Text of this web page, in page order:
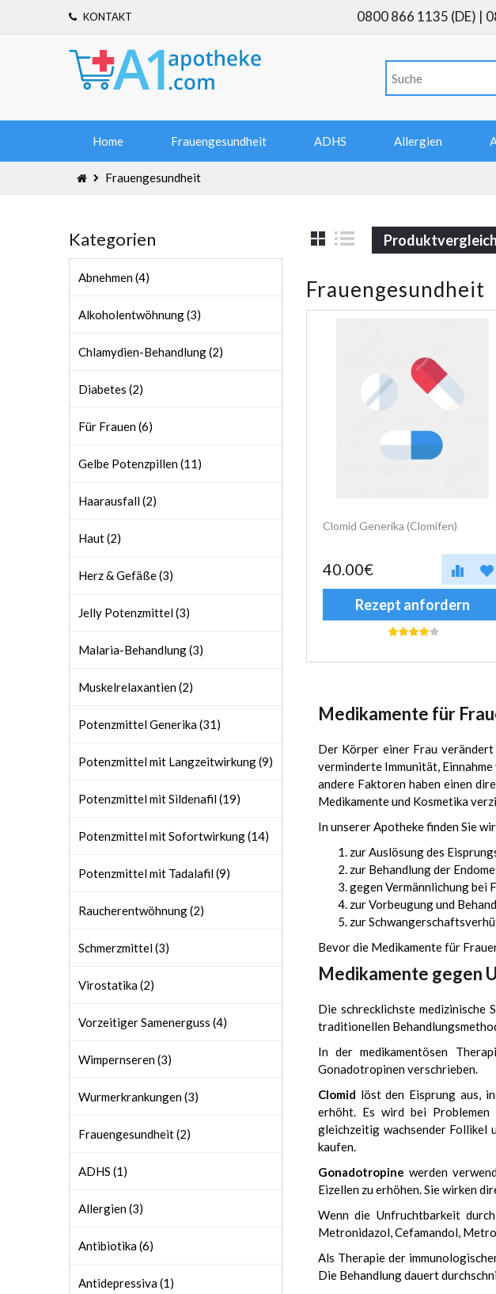
KONTAKT 0800 866 1135 (DE) |
Home Frauengesundheit ADHS Allergien
Frauengesundheit
Kategorien
Abnehmen (4)
Alkoholentwöhnung (3)
Chlamydien-Behandlung (2)
Diabetes (2)
Für Frauen (6)
Gelbe Potenzpillen (11)
Haarausfall (2)
Haut (2)
Herz & Gefäße (3)
Jelly Potenzmittel (3)
Malaria-Behandlung (3)
Muskelrelaxantien (2)
Potenzmittel Generika (31)
Potenzmittel mit Langzeitwirkung (9)
Potenzmittel mit Sildenafil (19)
Potenzmittel mit Sofortwirkung (14)
Potenzmittel mit Tadalafil (9)
Raucherentwöhnung (2)
Schmerzmittel (3)
Virostatika (2)
Vorzeitiger Samenerguss (4)
Wimpernseren (3)
Wurmerkrankungen (3)
Frauengesundheit (2)
ADHS (1)
Allergien (3)
Antibiotika (6)
Antidepressiva (1)
Frauengesundheit
Clomid Generika (Clomifen)
40.00€
Rezept anfordern
Medikamente für
Der Körper einer Frau verändert
verminderte Immunität,
andere Faktoren haben einen
Medikamente und Kosmetika
In unserer Apotheke finden Sie
zur Auslösung des
zur Behandlung der
gegen Vermännlichung bei
zur Vorbeugung und
zur
Bevor die Medikamente für
Medikamente gegen
Die schrecklichste
traditionellen
In der medikamentösen
Gonadotropinen verschrieben.
Clomid löst den Eisprung aus,
erhöht. Es wird bei Problemen
gleichzeitig wachsender Follikel
kaufen.
Gonadotropine werden
Eizellen zu erhöhen. Sie wirken
Wenn die Unfruchtbarkeit
Metronidazol, Cefamandol,
Als Therapie der
Die Behandlung dauert